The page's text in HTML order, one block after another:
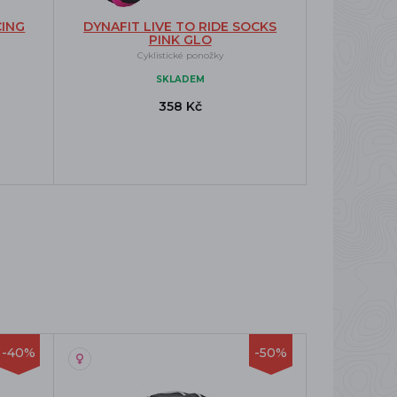
DYNAFIT LIVE TO RIDE SOCKS
PINK GLO
Cyklistické ponožky
SKLADEM
358 Kč
-40% -50%